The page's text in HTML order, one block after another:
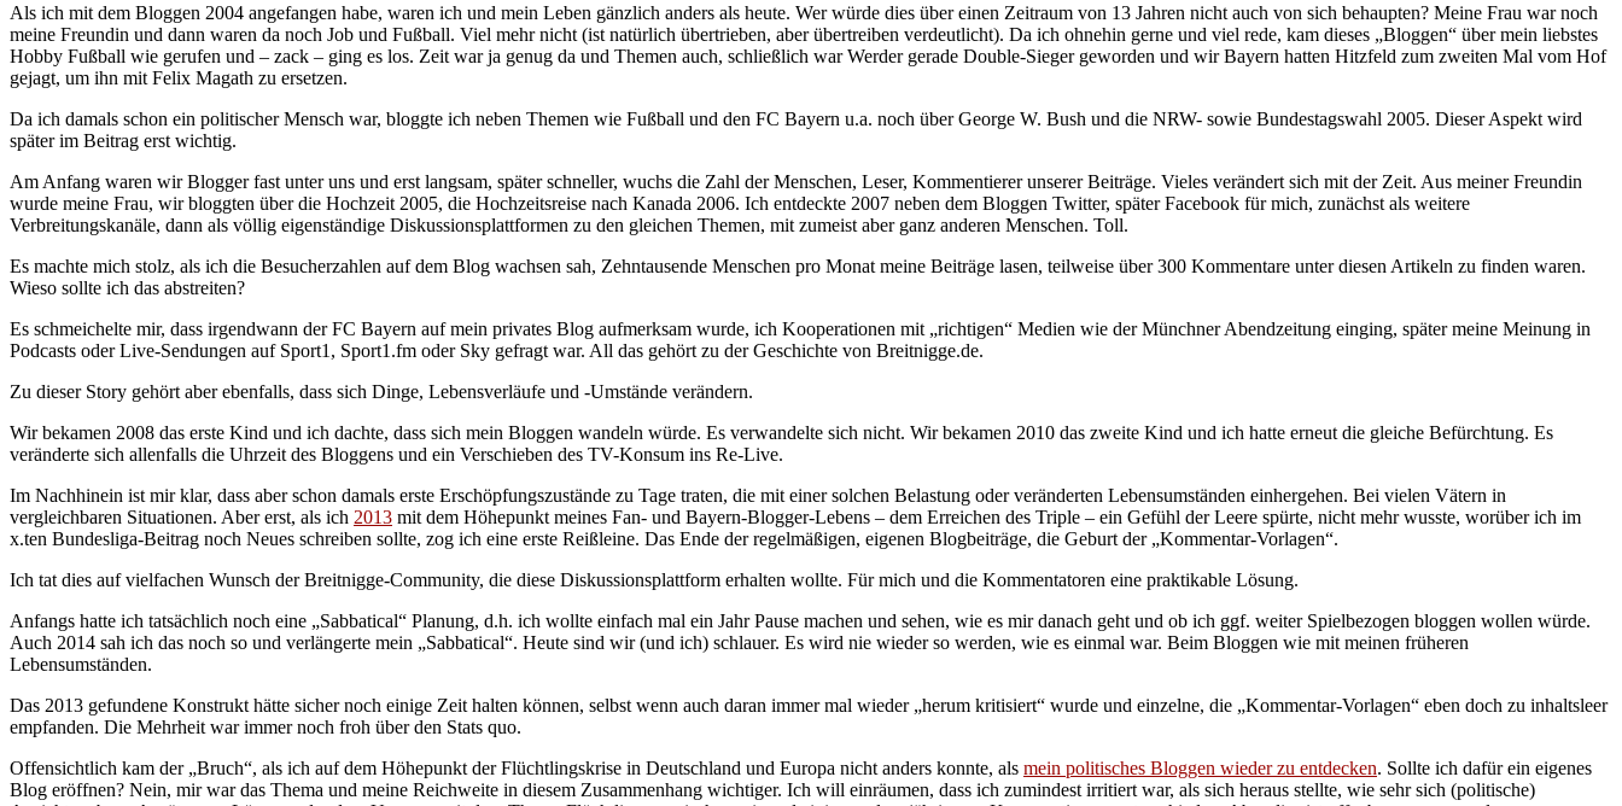
Als ich mit dem Bloggen 2004 angefangen habe, waren ich und mein Leben gänzlich anders als heute. Wer würde dies über einen Zeitraum von 13 Jahren nicht auch von sich behaupten? Meine Frau war noch
meine Freundin und dann waren da noch Job und Fußball. Viel mehr nicht (ist natürlich übertrieben, aber übertreiben verdeutlicht). Da ich ohnehin gerne und viel rede, kam dieses „Bloggen“ über mein liebstes
Hobby Fußball wie gerufen und – zack – ging es los. Zeit war ja genug da und Themen auch, schließlich war Werder gerade Double-Sieger geworden und wir Bayern hatten Hitzfeld zum zweiten Mal vom Hof
gejagt, um ihn mit Felix Magath zu ersetzen.
Da ich damals schon ein politischer Mensch war, bloggte ich neben Themen wie Fußball und den FC Bayern u.a. noch über George W. Bush und die NRW- sowie Bundestagswahl 2005. Dieser Aspekt wird
später im Beitrag erst wichtig.
Am Anfang waren wir Blogger fast unter uns und erst langsam, später schneller, wuchs die Zahl der Menschen, Leser, Kommentierer unserer Beiträge. Vieles verändert sich mit der Zeit. Aus meiner Freundin
wurde meine Frau, wir bloggten über die Hochzeit 2005, die Hochzeitsreise nach Kanada 2006. Ich entdeckte 2007 neben dem Bloggen Twitter, später Facebook für mich, zunächst als weitere
Verbreitungskanäle, dann als völlig eigenständige Diskussionsplattformen zu den gleichen Themen, mit zumeist aber ganz anderen Menschen. Toll.
Es machte mich stolz, als ich die Besucherzahlen auf dem Blog wachsen sah, Zehntausende Menschen pro Monat meine Beiträge lasen, teilweise über 300 Kommentare unter diesen Artikeln zu finden waren.
Wieso sollte ich das abstreiten?
Es schmeichelte mir, dass irgendwann der FC Bayern auf mein privates Blog aufmerksam wurde, ich Kooperationen mit „richtigen“ Medien wie der Münchner Abendzeitung einging, später meine Meinung in
Podcasts oder Live-Sendungen auf Sport1, Sport1.fm oder Sky gefragt war. All das gehört zu der Geschichte von Breitnigge.de.
Zu dieser Story gehört aber ebenfalls, dass sich Dinge, Lebensverläufe und -Umstände verändern.
Wir bekamen 2008 das erste Kind und ich dachte, dass sich mein Bloggen wandeln würde. Es verwandelte sich nicht. Wir bekamen 2010 das zweite Kind und ich hatte erneut die gleiche Befürchtung. Es
veränderte sich allenfalls die Uhrzeit des Bloggens und ein Verschieben des TV-Konsum ins Re-Live.
Im Nachhinein ist mir klar, dass aber schon damals erste Erschöpfungszustände zu Tage traten, die mit einer solchen Belastung oder veränderten Lebensumständen einhergehen. Bei vielen Vätern in
vergleichbaren Situationen. Aber erst, als ich 2013 mit dem Höhepunkt meines Fan- und Bayern-Blogger-Lebens – dem Erreichen des Triple – ein Gefühl der Leere spürte, nicht mehr wusste, worüber ich im
x.ten Bundesliga-Beitrag noch Neues schreiben sollte, zog ich eine erste Reißleine. Das Ende der regelmäßigen, eigenen Blogbeiträge, die Geburt der „Kommentar-Vorlagen“.
Ich tat dies auf vielfachen Wunsch der Breitnigge-Community, die diese Diskussionsplattform erhalten wollte. Für mich und die Kommentatoren eine praktikable Lösung.
Anfangs hatte ich tatsächlich noch eine „Sabbatical“ Planung, d.h. ich wollte einfach mal ein Jahr Pause machen und sehen, wie es mir danach geht und ob ich ggf. weiter Spielbezogen bloggen wollen würde.
Auch 2014 sah ich das noch so und verlängerte mein „Sabbatical“. Heute sind wir (und ich) schlauer. Es wird nie wieder so werden, wie es einmal war. Beim Bloggen wie mit meinen früheren
Lebensumständen.
Das 2013 gefundene Konstrukt hätte sicher noch einige Zeit halten können, selbst wenn auch daran immer mal wieder „herum kritisiert“ wurde und einzelne, die „Kommentar-Vorlagen“ eben doch zu inhaltsleer
empfanden. Die Mehrheit war immer noch froh über den Stats quo.
Offensichtlich kam der „Bruch“, als ich auf dem Höhepunkt der Flüchtlingskrise in Deutschland und Europa nicht anders konnte, als mein politisches Bloggen wieder zu entdecken. Sollte ich dafür ein eigenes
Blog eröffnen? Nein, mir war das Thema und meine Reichweite in diesem Zusammenhang wichtiger. Ich will einräumen, dass ich zumindest irritiert war, als sich heraus stellte, wie sehr sich (politische)